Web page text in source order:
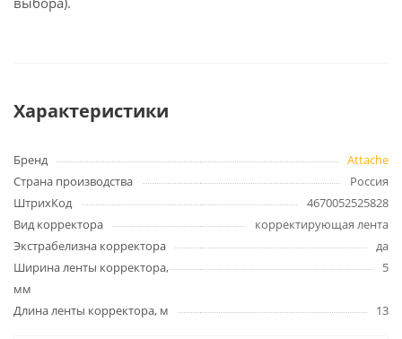
Характеристики
Бренд
Attache
Страна производства
Россия
ШтрихКод
4670052525828
Вид корректора
корректирующая лента
Экстрабелизна корректора
да
Ширина ленты корректора,
мм
5
Длина ленты корректора, м 13